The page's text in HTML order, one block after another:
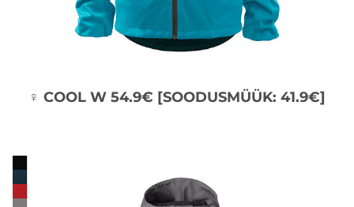
♀ COOL W 54.9€ [SOODUSMÜÜK: 41.9€]